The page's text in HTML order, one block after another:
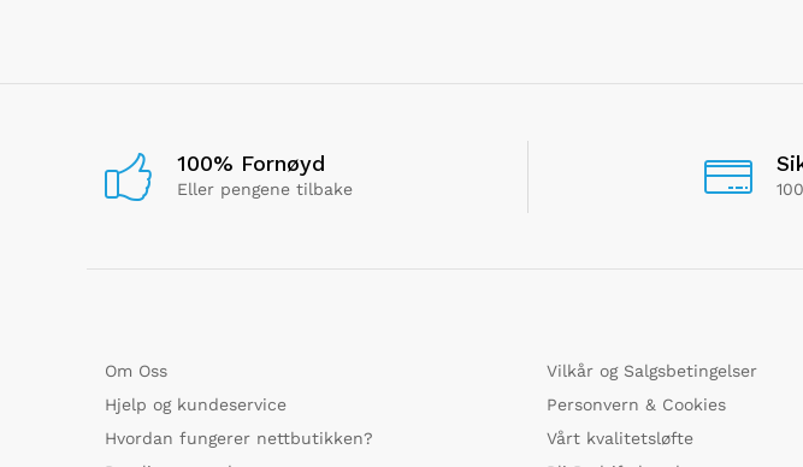
100% Fornøyd
Eller pengene tilbake
Om Oss
Hjelp og kundeservice
Hvordan fungerer nettbutikken?
Vilkår og Salgsbetingelser
Personvern & Cookies
Vårt kvalitetsløfte